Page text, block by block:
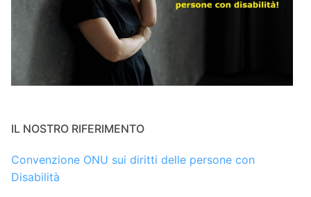
IL NOSTRO RIFERIMENTO
Convenzione ONU sui diritti delle persone con
Disabilità